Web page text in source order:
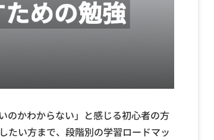
のかわからない」と感じる初心者の方
たい方まで、段階別の学習ロードマッ